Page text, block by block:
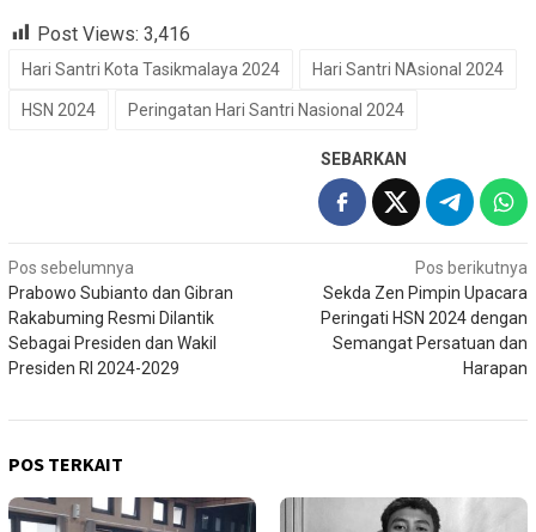
Post Views: 3,416
Hari Santri Kota Tasikmalaya 2024 Hari Santri NAsional 2024
HSN 2024 Peringatan Hari Santri Nasional 2024
SEBARKAN
Navigasi
pos
Pos sebelumnya
Prabowo Subianto dan Gibran
Rakabuming Resmi Dilantik
Sebagai Presiden dan Wakil
Presiden RI 2024-2029
Pos berikutnya
Sekda Zen Pimpin Upacara
Peringati HSN 2024 dengan
Semangat Persatuan dan
Harapan
POS TERKAIT